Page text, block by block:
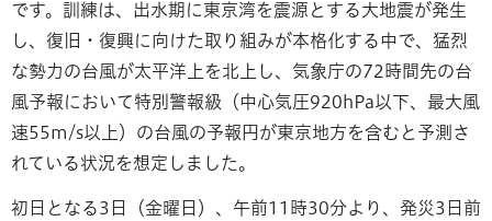
です。訓練は、出水期に東京湾を震源とする大地震が発生
し、復旧・復興に向けた取り組みが本格化する中で、猛烈
な勢力の台風が太平洋上を北上し、気象庁の72時間先の台
風予報において特別警報級（中心気圧920hPa以下、最大風
速55m/s以上）の台風の予報円が東京地方を含むと予測さ
れている状況を想定しました。
初日となる3日（金曜日）、午前11時30分より、発災3日前